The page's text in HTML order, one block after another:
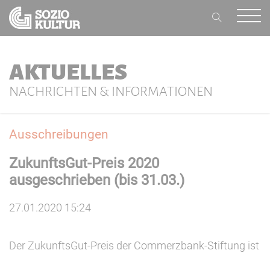
AKTUELLES
NACHRICHTEN & INFORMATIONEN
Ausschreibungen
ZukunftsGut-Preis 2020
ausgeschrieben (bis 31.03.)
27.01.2020 15:24
Der ZukunftsGut-Preis der Commerzbank-Stiftung ist